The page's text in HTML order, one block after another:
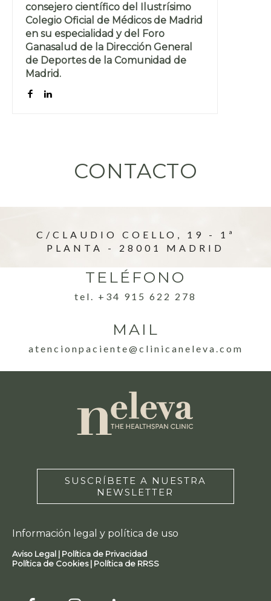
consejero científico del Ilustrísimo
Colegio Oficial de Médicos de Madrid
en su especialidad y del Foro
Ganasalud de la Dirección General
de Deportes de la Comunidad de
Madrid.
CONTACTO
C/CLAUDIO COELLO, 19 - 1ª
PLANTA - 28001 MADRID
TELÉFONO
tel. +34 915 622 278
MAIL
atencionpaciente@clinicaneleva.com
SUSCRÍBETE A NUESTRA
NEWSLETTER
Información legal y política de uso
Aviso Legal | Política de Privacidad
Política de Cookies | Política de RRSS